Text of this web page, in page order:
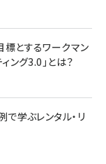
標とするワークマン
ング3.0」とは？
で学ぶレンタル・リ